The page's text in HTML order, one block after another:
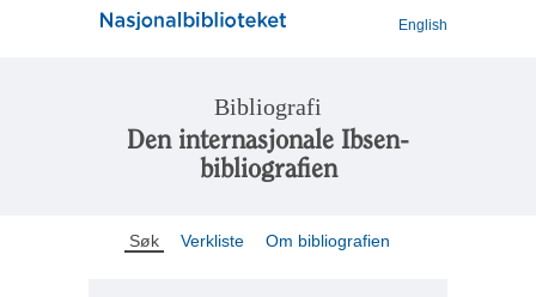
English
Bibliografi
Den internasjonale Ibsen-
bibliografien
Søk Verkliste Om bibliografien